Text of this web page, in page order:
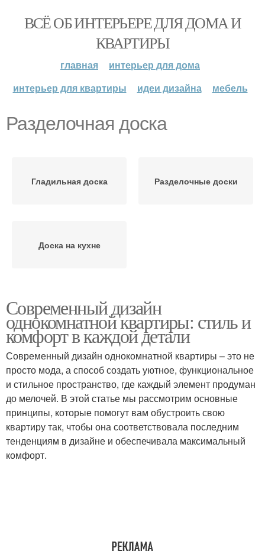
ВСЁ ОБ ИНТЕРЬЕРЕ ДЛЯ ДОМА И
КВАРТИРЫ
главная
интерьер для дома
интерьер для квартиры
идеи дизайна мебель
Разделочная доска
Гладильная доска Разделочные доски
Доска на кухне
Современный дизайн
однокомнатной квартиры: стиль и
комфорт в каждой детали
Современный дизайн однокомнатной квартиры – это не
просто мода, а способ создать уютное, функциональное
и стильное пространство, где каждый элемент продуман
до мелочей. В этой статье мы рассмотрим основные
принципы, которые помогут вам обустроить свою
квартиру так, чтобы она соответствовала последним
тенденциям в дизайне и обеспечивала максимальный
комфорт.